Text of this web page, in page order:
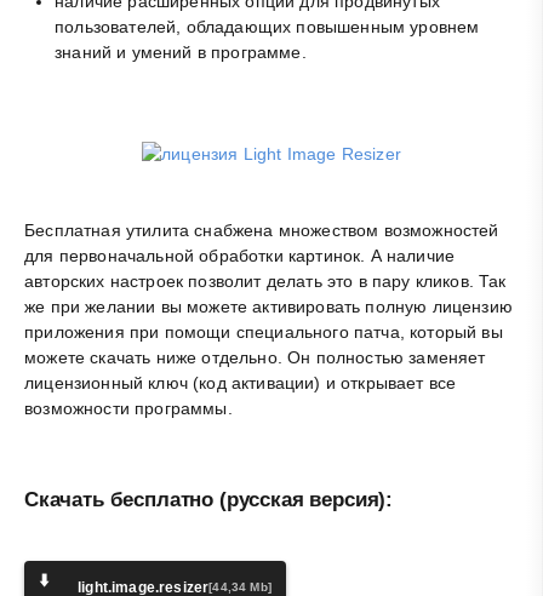
пользователей, обладающих повышенным уровнем
знаний и умений в программе.
Бесплатная утилита снабжена множеством возможностей
для первоначальной обработки картинок. А наличие
авторских настроек позволит делать это в пару кликов. Так
же при желании вы можете активировать полную лицензию
приложения при помощи специального патча, который вы
можете скачать ниже отдельно. Он полностью заменяет
лицензионный ключ (код активации) и открывает все
возможности программы.
Скачать бесплатно (русская версия):
⬇️ light.image.resizer[44,34 Mb]